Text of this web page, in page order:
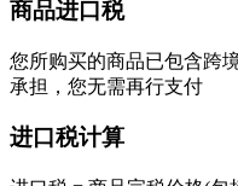
商品进口税
您所购买的商品已包含跨
承担，您无需再行支付
进口税计算